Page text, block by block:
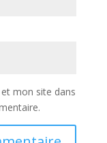
mon site dans